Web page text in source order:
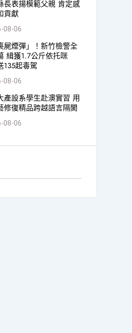
長表揚模範父親 肯定感
貢獻
08-06
屍煙彈」！新竹檢警全
緝獲1.7公斤依托咪
135起毒駕
08-06
產設系學生赴澳實習 用
修復精品跨越語言隔閡
08-06